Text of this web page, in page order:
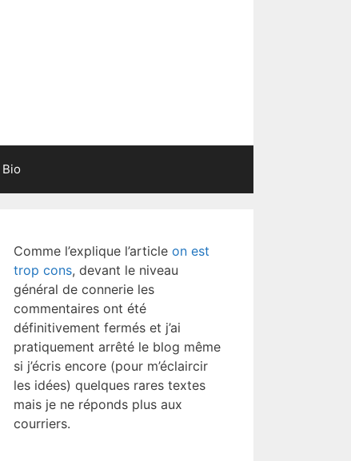
Bio
Comme l’explique l’article on est
trop cons, devant le niveau
général de connerie les
commentaires ont été
définitivement fermés et j’ai
pratiquement arrêté le blog même
si j’écris encore (pour m’éclaircir
les idées) quelques rares textes
mais je ne réponds plus aux
courriers.